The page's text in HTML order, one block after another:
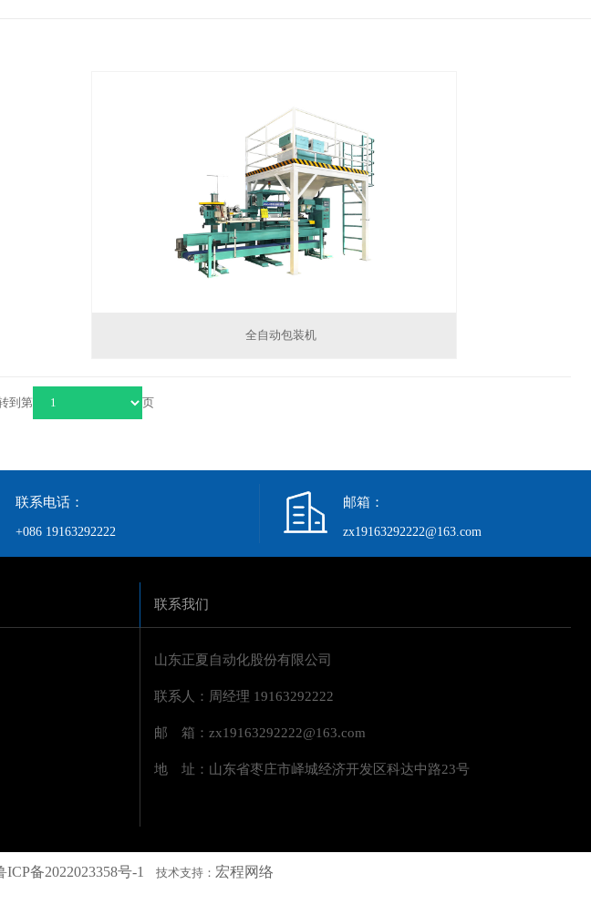
全自动包装机
到第 页
联系电话：
+086 19163292222
邮箱：
zx19163292222@163.com
联系我们
山东正夏自动化股份有限公司
联系人：周经理 19163292222
邮 箱：zx19163292222@163.com
地 址：山东省枣庄市峄城经济开发区科达中路23号
ICP备2022023358号-1 技术支持： 宏程网络